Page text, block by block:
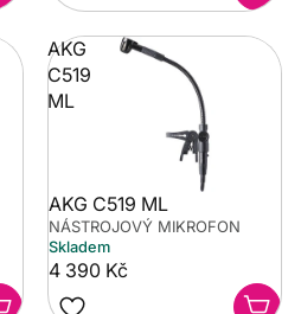
AKG
C519
ML
AKG C519 ML
NÁSTROJOVÝ MIKROFON
Skladem
4 390 Kč